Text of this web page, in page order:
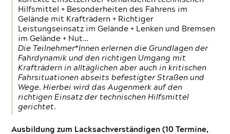
Hilfsmittel + Besonderheiten des Fahrens im
Gelände mit Krafträdern + Richtiger
Leistungseinsatz im Gelände + Lenken und Bremsen
im Gelände + Nut…
Die Teilnehmer*Innen erlernen die Grundlagen der
Fahrdynamik und den richtigen Umgang mit
Krafträdern in alltäglichen aber auch in kritischen
Fahrsituationen abseits befestigter Straßen und
Wege. Hierbei wird das Augenmerk auf den
richtigen Einsatz der technischen Hilfsmittel
gerichtet.
Ausbildung zum Lacksachverständigen (10 Termine,